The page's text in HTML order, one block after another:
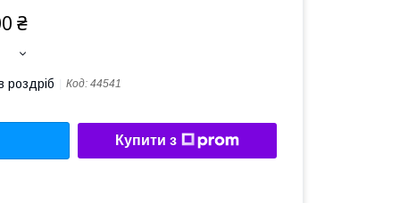
₴
роздріб Код: 44541
Купити з